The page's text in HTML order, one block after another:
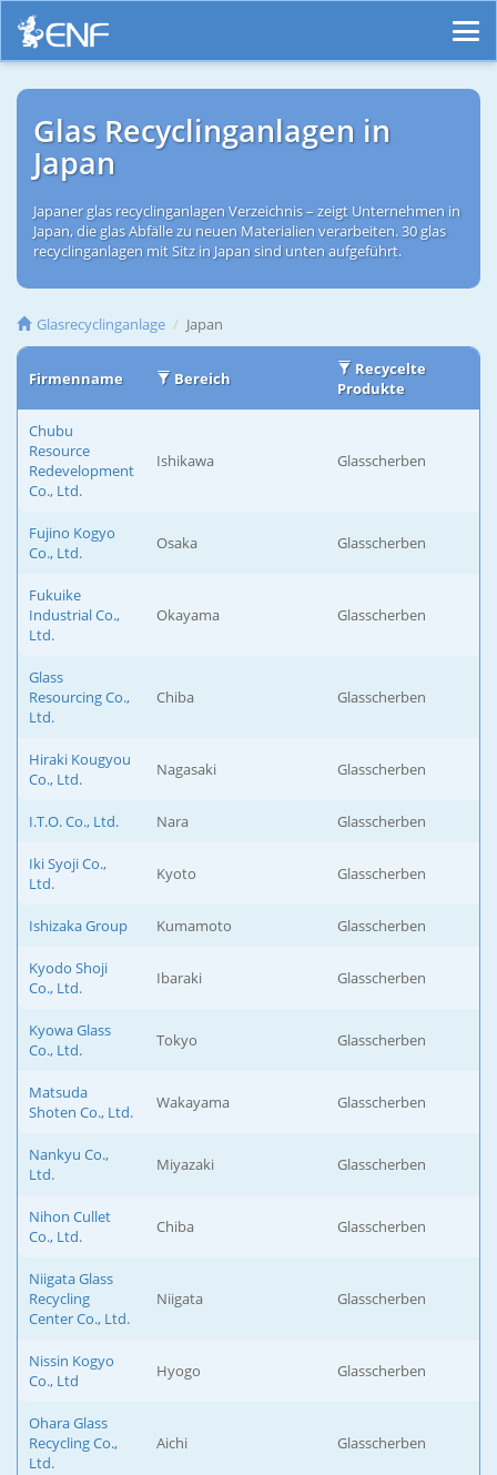
Glas Recyclinganlagen in
Japan
Japaner glas recyclinganlagen Verzeichnis – zeigt Unternehmen in
Japan, die glas Abfälle zu neuen Materialien verarbeiten. 30 glas
recyclinganlagen mit Sitz in Japan sind unten aufgeführt.
Glasrecyclinganlage Japan
Firmenname Bereich
Recycelte
Produkte
Chubu
Resource
Redevelopment
Co., Ltd.
Ishikawa Glasscherben
Fujino Kogyo
Co., Ltd.
Osaka Glasscherben
Fukuike
Industrial Co.,
Ltd.
Okayama Glasscherben
Glass
Resourcing Co.,
Ltd.
Chiba Glasscherben
Hiraki Kougyou
Co., Ltd.
Nagasaki Glasscherben
I.T.O. Co., Ltd. Nara Glasscherben
Iki Syoji Co.,
Ltd.
Kyoto Glasscherben
Ishizaka Group Kumamoto Glasscherben
Kyodo Shoji
Co., Ltd.
Ibaraki Glasscherben
Kyowa Glass
Co., Ltd.
Tokyo Glasscherben
Matsuda
Shoten Co., Ltd.
Wakayama Glasscherben
Nankyu Co.,
Ltd.
Miyazaki Glasscherben
Nihon Cullet
Co., Ltd.
Chiba Glasscherben
Niigata Glass
Recycling
Center Co., Ltd.
Niigata Glasscherben
Nissin Kogyo
Co., Ltd
Hyogo Glasscherben
Ohara Glass
Recycling Co.,
Ltd.
Aichi Glasscherben